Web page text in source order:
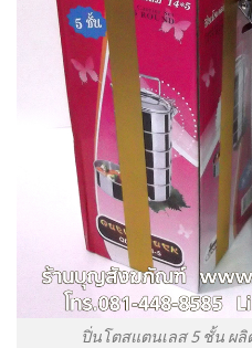
ปิ่นโตสแตนเลส 5 ชั้น ผ